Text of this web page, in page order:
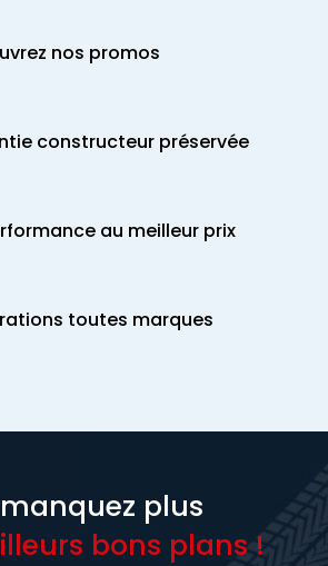
nos promos
constructeur préservée
au meilleur prix
toutes marques
plus
bons plans !